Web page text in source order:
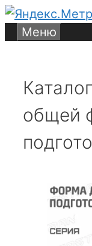
Меню
общей